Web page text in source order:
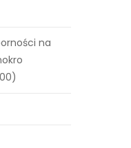
na